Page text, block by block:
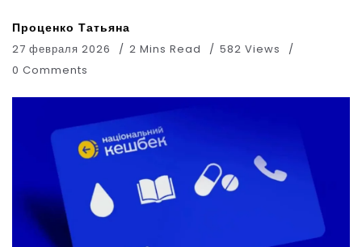
Проценко Татьяна
27 февраля 2026 2 Mins Read
582 Views
0 Comments